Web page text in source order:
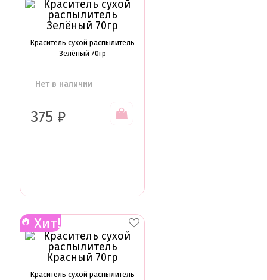
Краситель сухой распылитель
Зелёный 70гр
Нет в наличии
375 ₽
Хит!
Краситель сухой распылитель